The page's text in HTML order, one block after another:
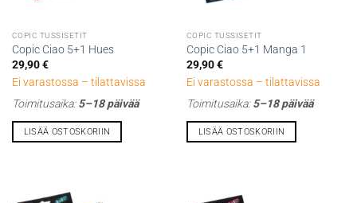
COPIC TUSSISETIT
Copic Ciao 5+1 Hues
29,90€
Ei varastossa – tilattavissa
Toimitusaika:5–18 päivää
LISÄÄ OSTOSKORIIN
COPIC TUSSISETIT
Copic Ciao 5+1 Manga 1
29,90€
Ei varastossa – tilattavissa
Toimitusaika:5–18 päivää
LISÄÄ OSTOSKORIIN